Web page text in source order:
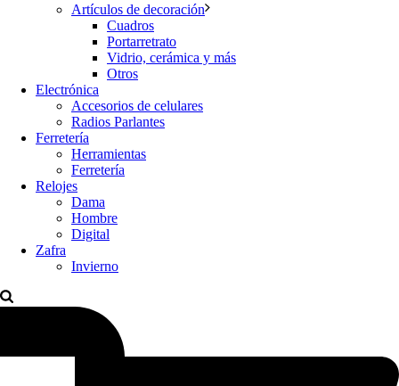
Artículos de decoración
Cuadros
Portarretrato
Vidrio, cerámica y más
Otros
Electrónica
Accesorios de celulares
Radios Parlantes
Ferretería
Herramientas
Ferretería
Relojes
Dama
Hombre
Digital
Zafra
Invierno